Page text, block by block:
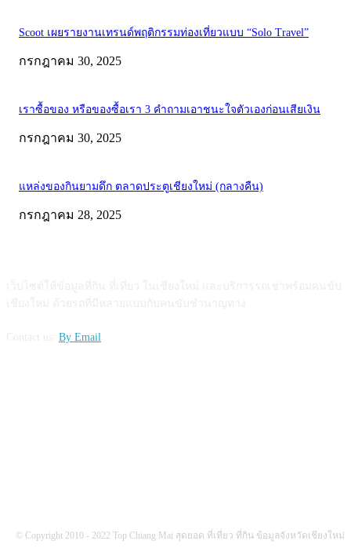
Scoot เผยรายงานเทรนด์พฤติกรรมท่องเที่ยวแบบ “Solo Travel”
กรกฎาคม 30, 2025
เราซื้อของ หรือของซื้อเรา 3 คำถามเอาชนะใจตัวเองก่อนเสียเงิน
กรกฎาคม 30, 2025
แหล่งของกินยามดึก ตลาดประตูเชียงใหม่ (กลางคืน)
กรกฎาคม 28, 2025
By Email
© Copyright 2010 - 2022 Top Chiang Mai สุดยอด ที่เที่ยว ที่กิน ข้อมูลจังหวัดเชียงใหม่